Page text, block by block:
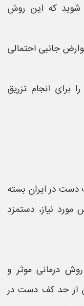
که این روش
جانبی احتمالی
برای انجام تزریق
دست در ایران بسته
مورد نیاز، دستمزد
درمانی موثر و
از حد کف دست در